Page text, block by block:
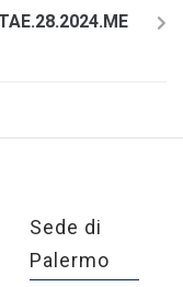
Sede di
Palermo